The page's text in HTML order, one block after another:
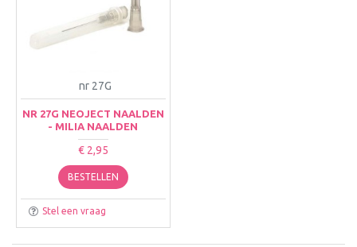
nr 27G
NR 27G NEOJECT NAALDEN
- MILIA NAALDEN
€ 2,95
BESTELLEN
Stel een vraag